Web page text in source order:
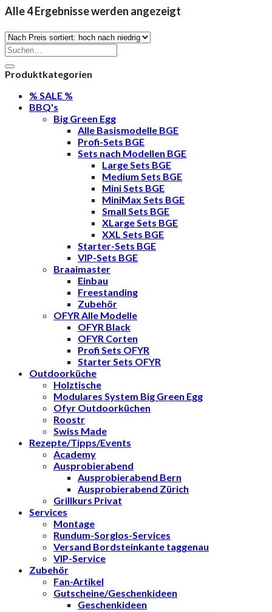
Alle 4 Ergebnisse werden angezeigt
Suche
nach:
Produktkategorien
% SALE %
BBQ's
Big Green Egg
Alle Basismodelle BGE
Profi-Sets BGE
Sets nach Modellen BGE
Large Sets BGE
Medium Sets BGE
Mini Sets BGE
MiniMax Sets BGE
Small Sets BGE
XLarge Sets BGE
XXL Sets BGE
Starter-Sets BGE
VIP-Sets BGE
Braaimaster
Einbau
Freestanding
Zubehör
OFYR Alle Modelle
OFYR Black
OFYR Corten
Profi Sets OFYR
Starter Sets OFYR
Outdoorküche
Holztische
Modulares System Big Green Egg
Ofyr Outdoorküchen
Roostr
Swiss Made
Rezepte/Tipps/Events
Academy
Ausprobierabend
Ausprobierabend Bern
Ausprobierabend Zürich
Grillkurs Privat
Services
Montage
Rundum-Sorglos-Services
Versand Bordsteinkante taggenau
VIP-Service
Zubehör
Fan-Artikel
Gutscheine/Geschenkideen
Geschenkideen